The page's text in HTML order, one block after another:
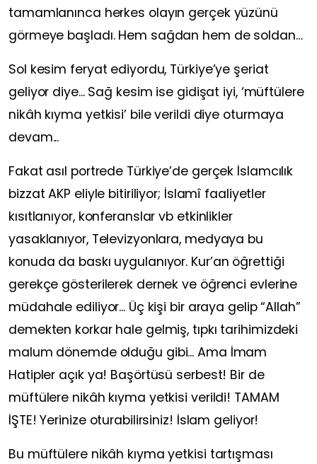
tamamlanınca herkes olayın gerçek yüzünü
görmeye başladı. Hem sağdan hem de soldan…
Sol kesim feryat ediyordu, Türkiye’ye şeriat
geliyor diye... Sağ kesim ise gidişat iyi, ‘müftülere
nikâh kıyma yetkisi’ bile verildi diye oturmaya
devam...
Fakat asıl portrede Türkiye’de gerçek İslamcılık
bizzat AKP eliyle bitiriliyor; İslamî faaliyetler
kısıtlanıyor, konferanslar vb etkinlikler
yasaklanıyor, Televizyonlara, medyaya bu
konuda da baskı uygulanıyor. Kur’an öğrettiği
gerekçe gösterilerek dernek ve öğrenci evlerine
müdahale ediliyor... Üç kişi bir araya gelip “Allah”
demekten korkar hale gelmiş, tıpkı tarihimizdeki
malum dönemde olduğu gibi... Ama İmam
Hatipler açık ya! Başörtüsü serbest! Bir de
müftülere nikâh kıyma yetkisi verildi! TAMAM
İŞTE! Yerinize oturabilirsiniz! İslam geliyor!
Bu müftülere nikâh kıyma yetkisi tartışması